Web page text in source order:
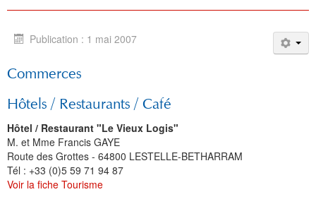
Publication : 1 mai 2007
Commerces
Hôtels / Restaurants / Café
Hôtel / Restaurant "Le Vieux Logis"
M. et Mme Francis GAYE
Route des Grottes - 64800 LESTELLE-BETHARRAM
Tél : +33 (0)5 59 71 94 87
Voir la fiche Tourisme